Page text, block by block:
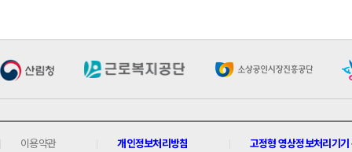
이용약관 개인정보처리방침 고정형 영상정보처리기기